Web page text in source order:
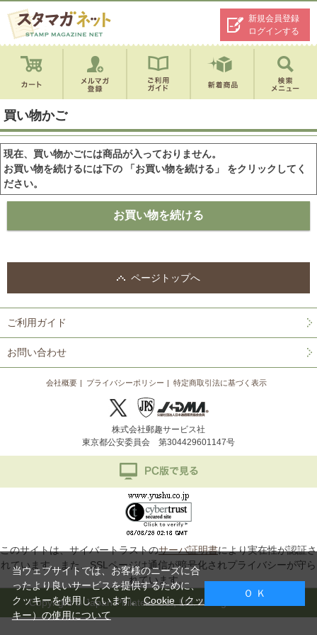
新規会員登録
ログインする
買い物かご
現在、買い物かごには商品が入っておりません。
お買い物を続けるには下の 「お買い物を続ける」 をクリックしてく
ださい。
ページトップへ
ご利用ガイド
お問い合わせ
会社概要 プライバシーポリシー 特定商取引法に基づく表示
株式会社郵趣サービス社
東京都公安委員会 第304429601147号
このサイトは、サイバートラストのサーバ証明書により実在性が認証さ
れています。また、SSLページは通信が暗号化されプライバシーが守ら
れています。
Copyright © Japan Philatelic Co., Ltd. All Rights Reserved.
当ウェブサイトでは、お客様のニーズに合
ったより良いサービスを提供するために、
クッキーを使用しています。Cookie（クッ
キー）の使用について
Ｏ Ｋ